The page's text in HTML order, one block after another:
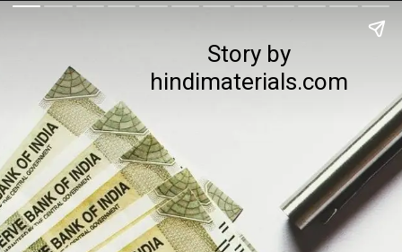
Story by
hindimaterials.com